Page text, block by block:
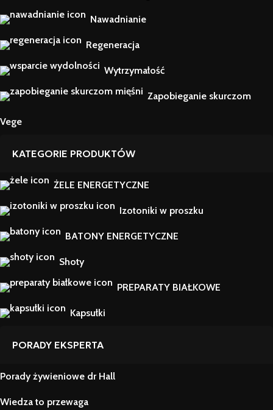
Nawadnianie
Regeneracja
Wytrzymałość
Zapobieganie skurczom
Vege
KATEGORIE PRODUKTÓW
ŻELE ENERGETYCZNE
Izotoniki w proszku
BATONY ENERGETYCZNE
Shoty
PREPARATY BIAŁKOWE
Kapsułki
PORADY EKSPERTA
Porady żywieniowe dr Hall
Wiedza to przewaga